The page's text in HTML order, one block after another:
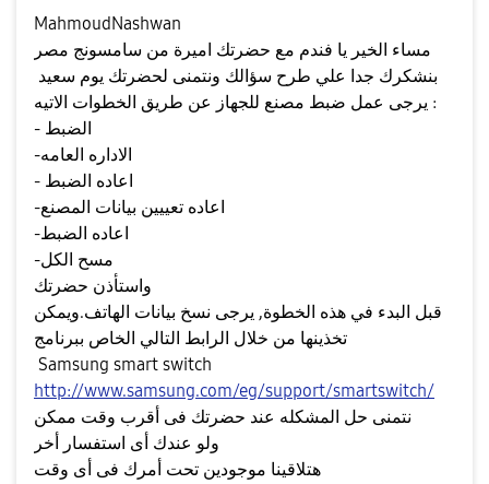
MahmoudNashwan
مساء الخير يا فندم مع حضرتك اميرة من سامسونج مصر
بنشكرك جدا علي طرح سؤالك ونتمنى لحضرتك يوم سعيد
يرجى عمل ضبط مصنع للجهاز عن طريق الخطوات الاتيه :
قبل البدء في هذه الخطوة, يرجى نسخ بيانات الهاتف.ويمكن
تخذينها من خلال الرابط التالي الخاص ببرنامج
Samsung smart switch
http://www.samsung.com/eg/support/smartswitch/
نتمنى حل المشكله عند حضرتك فى أقرب وقت ممكن
ولو عندك أى استفسار أخر
هتلاقينا موجودين تحت أمرك فى أى وقت